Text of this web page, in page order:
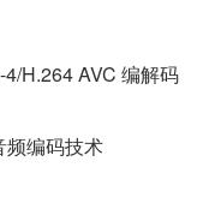
H.264 AVC 编解码
频编码技术